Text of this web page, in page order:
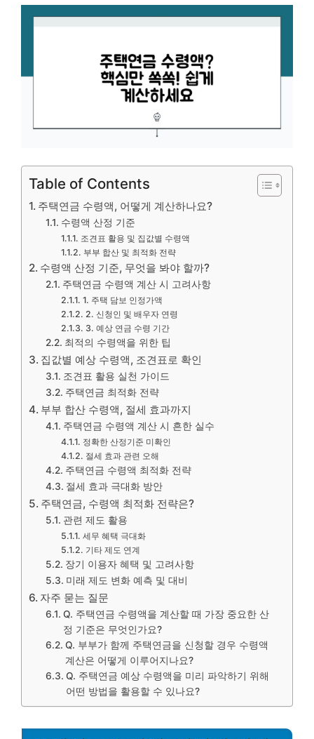
Table of Contents
주택연금 수령액, 어떻게 계산하나요?
수령액 산정 기준
조견표 활용 및 집값별 수령액
부부 합산 및 최적화 전략
수령액 산정 기준, 무엇을 봐야 할까?
주택연금 수령액 계산 시 고려사항
1. 주택 담보 인정가액
2. 신청인 및 배우자 연령
3. 예상 연금 수령 기간
최적의 수령액을 위한 팁
집값별 예상 수령액, 조견표로 확인
조견표 활용 실천 가이드
주택연금 최적화 전략
부부 합산 수령액, 절세 효과까지
주택연금 수령액 계산 시 흔한 실수
정확한 산정기준 미확인
절세 효과 관련 오해
주택연금 수령액 최적화 전략
절세 효과 극대화 방안
주택연금, 수령액 최적화 전략은?
관련 제도 활용
세무 혜택 극대화
기타 제도 연계
장기 이용자 혜택 및 고려사항
미래 제도 변화 예측 및 대비
자주 묻는 질문
Q. 주택연금 수령액을 계산할 때 가장 중요한 산
정 기준은 무엇인가요?
Q. 부부가 함께 주택연금을 신청할 경우 수령액
계산은 어떻게 이루어지나요?
Q. 주택연금 예상 수령액을 미리 파악하기 위해
어떤 방법을 활용할 수 있나요?